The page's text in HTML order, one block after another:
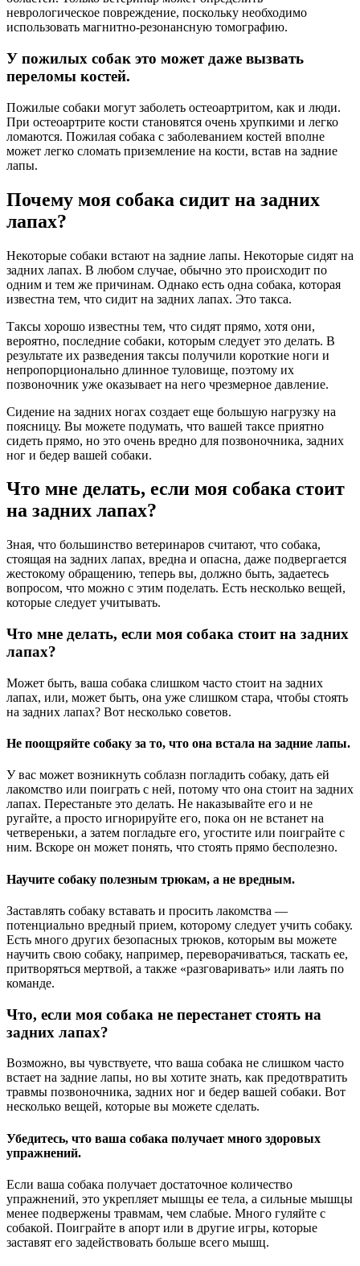
неврологическое повреждение, поскольку необходимо
использовать магнитно-резонансную томографию.
У пожилых собак это может даже вызвать
переломы костей.
Пожилые собаки могут заболеть остеоартритом, как и люди.
При остеоартрите кости становятся очень хрупкими и легко
ломаются. Пожилая собака с заболеванием костей вполне
может легко сломать приземление на кости, встав на задние
лапы.
Почему моя собака сидит на задних
лапах?
Некоторые собаки встают на задние лапы. Некоторые сидят на
задних лапах. В любом случае, обычно это происходит по
одним и тем же причинам. Однако есть одна собака, которая
известна тем, что сидит на задних лапах. Это такса.
Таксы хорошо известны тем, что сидят прямо, хотя они,
вероятно, последние собаки, которым следует это делать. В
результате их разведения таксы получили короткие ноги и
непропорционально длинное туловище, поэтому их
позвоночник уже оказывает на него чрезмерное давление.
Сидение на задних ногах создает еще большую нагрузку на
поясницу. Вы можете подумать, что вашей таксе приятно
сидеть прямо, но это очень вредно для позвоночника, задних
ног и бедер вашей собаки.
Что мне делать, если моя собака стоит
на задних лапах?
Зная, что большинство ветеринаров считают, что собака,
стоящая на задних лапах, вредна и опасна, даже подвергается
жестокому обращению, теперь вы, должно быть, задаетесь
вопросом, что можно с этим поделать. Есть несколько вещей,
которые следует учитывать.
Что мне делать, если моя собака стоит на задних
лапах?
Может быть, ваша собака слишком часто стоит на задних
лапах, или, может быть, она уже слишком стара, чтобы стоять
на задних лапах? Вот несколько советов.
Не поощряйте собаку за то, что она встала на задние лапы.
У вас может возникнуть соблазн погладить собаку, дать ей
лакомство или поиграть с ней, потому что она стоит на задних
лапах. Перестаньте это делать. Не наказывайте его и не
ругайте, а просто игнорируйте его, пока он не встанет на
четвереньки, а затем погладьте его, угостите или поиграйте с
ним. Вскоре он может понять, что стоять прямо бесполезно.
Научите собаку полезным трюкам, а не вредным.
Заставлять собаку вставать и просить лакомства —
потенциально вредный прием, которому следует учить собаку.
Есть много других безопасных трюков, которым вы можете
научить свою собаку, например, переворачиваться, таскать ее,
притворяться мертвой, а также «разговаривать» или лаять по
команде.
Что, если моя собака не перестанет стоять на
задних лапах?
Возможно, вы чувствуете, что ваша собака не слишком часто
встает на задние лапы, но вы хотите знать, как предотвратить
травмы позвоночника, задних ног и бедер вашей собаки. Вот
несколько вещей, которые вы можете сделать.
Убедитесь, что ваша собака получает много здоровых
упражнений.
Если ваша собака получает достаточное количество
упражнений, это укрепляет мышцы ее тела, а сильные мышцы
менее подвержены травмам, чем слабые. Много гуляйте с
собакой. Поиграйте в апорт или в другие игры, которые
заставят его задействовать больше всего мышц.